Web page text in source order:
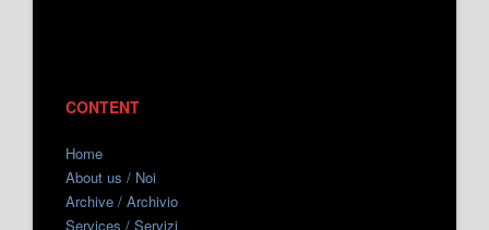
CONTENT
Home
About us / Noi
Archive / Archivio
Services / Servizi